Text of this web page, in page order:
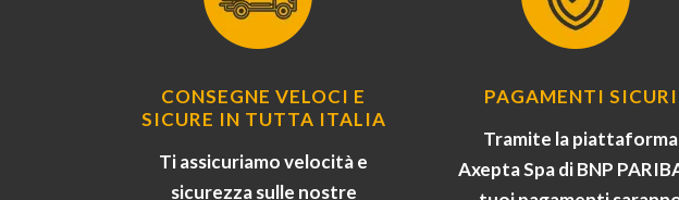
CONSEGNE VELOCI E
SICURE IN TUTTA ITALIA
Ti assicuriamo velocità e
sicurezza sulle nostre
PAGAMENTI SICURI
Tramite la piattaforma
Axepta Spa di BNP